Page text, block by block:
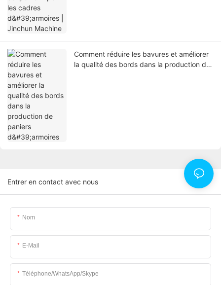
Comment réduire les bavures et améliorer
la qualité des bords dans la production de
Entrer en contact avec nous
Nom
E-Mail
Téléphone/WhatsApp/Skype